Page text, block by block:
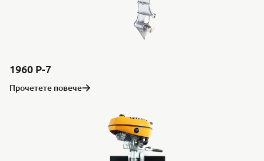
1960 P-7
Прочетете повече